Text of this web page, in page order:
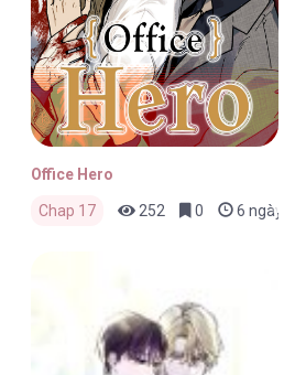
Office Hero
Chap 17 252 0 6 ngày